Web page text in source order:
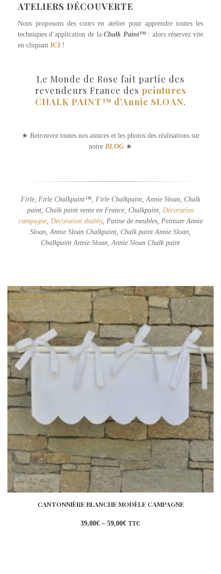
ATELIERS DÉCOUVERTE
Nous proposons des cours en atelier pour apprendre toutes les
techniques d’application de laChalk Paint™: alors réservez vite
en cliquant ICI !
Le Monde de Rose fait partie des
revendeurs France des peintures
CHALK PAINT™ d’Annie SLOAN.
★ Retrouvez toutes nos astuces et les photos des réalisations sur
notre BLOG ★
Firle, Firle Chalkpaint™, Firle Chalkpaint, Annie Sloan, Chalk
paint, Chalk paint vente en France, Chalkpaint, Décoration
campagne, Décoration shabby, Patine de meubles, Peinture Annie
Sloan, Annie Sloan Chalkpaint, Chalk paint Annie Sloan,
Chalkpaint Annie Sloan, Annie Sloan Chalk paint
CANTONNIÈRE BLANCHE MODÈLE CAMPAGNE
39,00€ – 59,00€ TTC